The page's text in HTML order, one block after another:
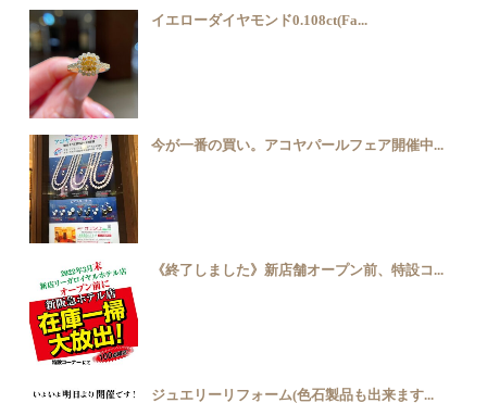
イエローダイヤモンド0.108ct(Fa...
今が一番の買い。アコヤパールフェア開催中...
《終了しました》新店舗オープン前、特設コ...
ジュエリーリフォーム(色石製品も出来ます...